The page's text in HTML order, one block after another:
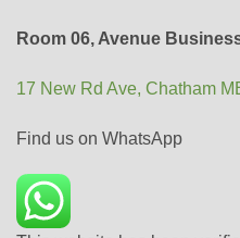
Room 06, Avenue
17 New Rd Ave, Chatham
Find us on WhatsApp